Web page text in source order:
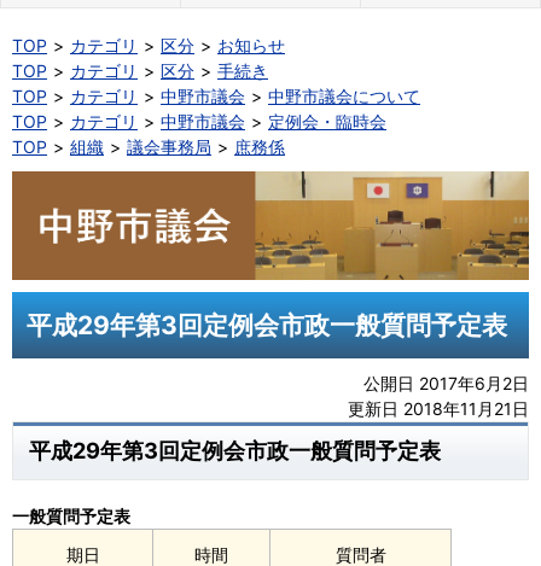
TOP カテゴリ 区分
お知らせ
TOP
カテゴリ 区分
手続き
TOP
カテゴリ 中野市議会
中野市議会について
TOP
カテゴリ 中野市議会
定例会・臨時会
TOP
組織 議会事務局 庶務係
平成29年第3回定例会市政一般質問予定表
公開日 2017年6月2日
更新日 2018年11月21日
平成29年第3回定例会市政一般質問予定表
期日 時間 質問者
一般質問予定表